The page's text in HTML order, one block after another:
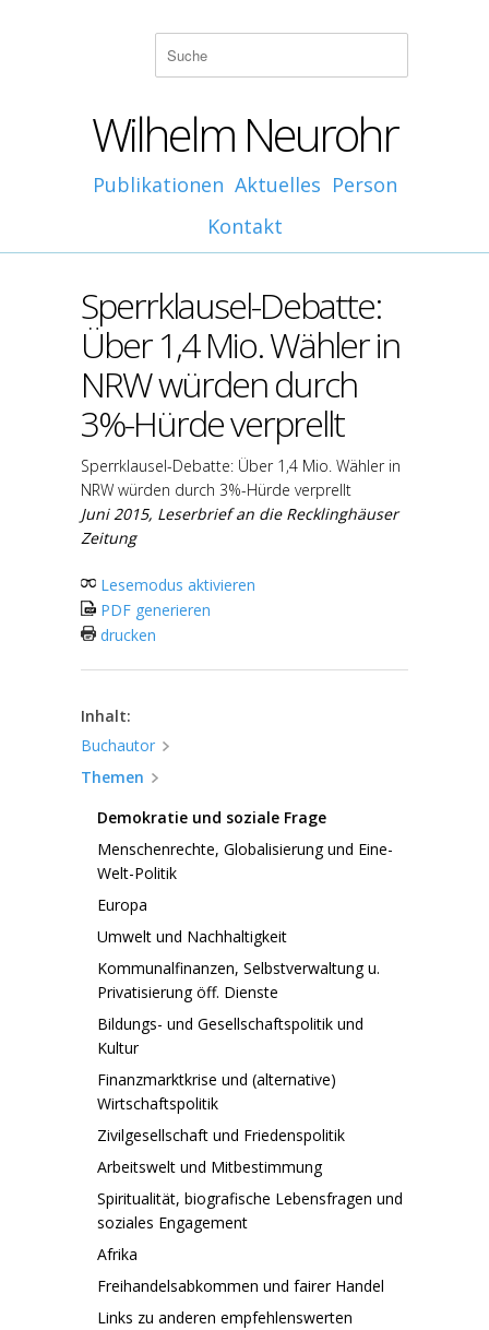
Wilhelm Neurohr
Publikationen Aktuelles Person
Kontakt
Sperrklausel-Debatte:
Über 1,4 Mio. Wähler in
NRW würden durch
3%-Hürde verprellt
Sperrklausel-Debatte: Über 1,4 Mio. Wähler in
NRW würden durch 3%-Hürde verprellt
Juni 2015, Leserbrief an die Recklinghäuser
Zeitung
Lesemodus aktivieren
PDF generieren
drucken
Inhalt:
Buchautor
Themen
Demokratie und soziale Frage
Menschenrechte, Globalisierung und Eine-
Welt-Politik
Europa
Umwelt und Nachhaltigkeit
Kommunalfinanzen, Selbstverwaltung u.
Privatisierung öff. Dienste
Bildungs- und Gesellschaftspolitik und
Kultur
Finanzmarktkrise und (alternative)
Wirtschaftspolitik
Zivilgesellschaft und Friedenspolitik
Arbeitswelt und Mitbestimmung
Spiritualität, biografische Lebensfragen und
soziales Engagement
Afrika
Freihandelsabkommen und fairer Handel
Links zu anderen empfehlenswerten